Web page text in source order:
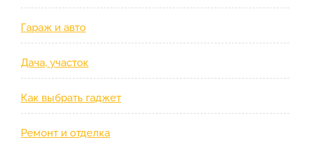
Гараж и авто
Дача, участок
Как выбрать гаджет
Ремонт и отделка